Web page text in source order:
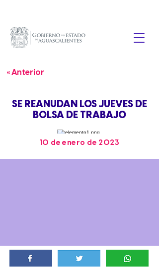
« Anterior
SE REANUDAN LOS JUEVES DE
BOLSA DE TRABAJO
10 de enero de 2023